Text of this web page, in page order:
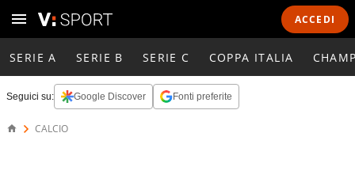
ACCEDI
SERIE A SERIE B SERIE C COPPA ITALIA
Seguici su: Google Discover Fonti preferite
CALCIO